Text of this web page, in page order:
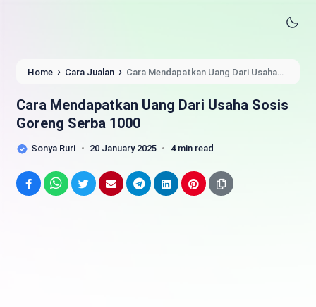
Home › Cara Jualan › Cara Mendapatkan Uang Dari Usaha
Cara Mendapatkan Uang Dari Usaha Sosis
Goreng Serba 1000
Sonya Ruri 20 January 2025 4 min read